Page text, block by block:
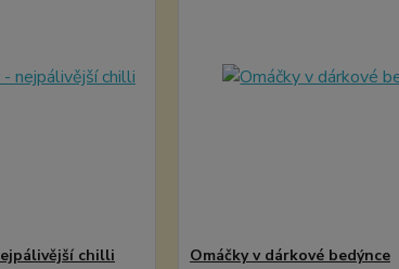
chilli Omáčky v dárkové bedýnce